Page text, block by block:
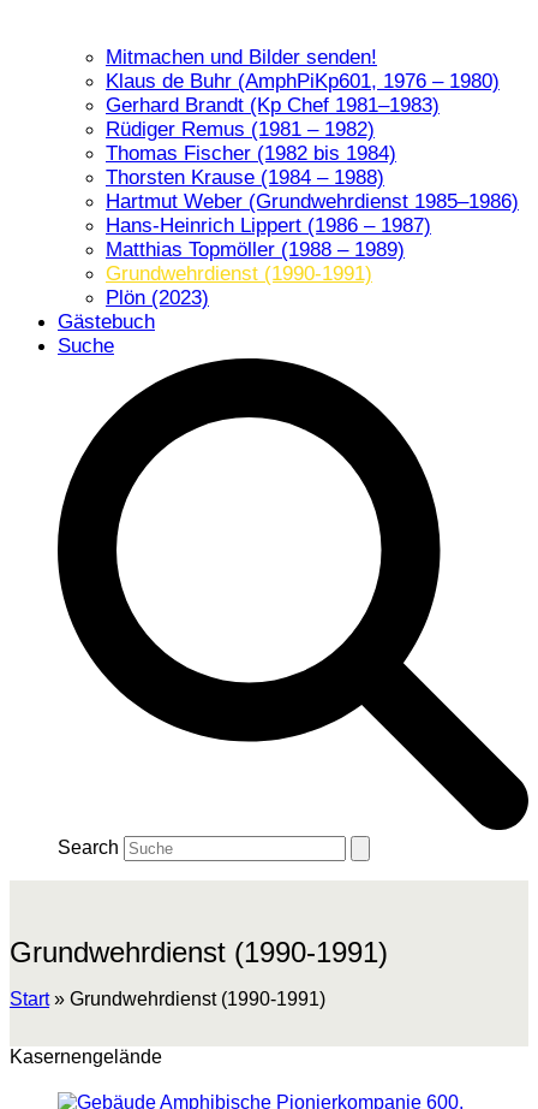
Mitmachen und Bilder senden!
Klaus de Buhr (AmphPiKp601, 1976 – 1980)
Gerhard Brandt (Kp Chef 1981–1983)
Rüdiger Remus (1981 – 1982)
Thomas Fischer (1982 bis 1984)
Thorsten Krause (1984 – 1988)
Hartmut Weber (Grundwehrdienst 1985–1986)
Hans-Heinrich Lippert (1986 – 1987)
Matthias Topmöller (1988 – 1989)
Grundwehrdienst (1990-1991)
Plön (2023)
Gästebuch
Suche
Search
Grundwehrdienst (1990-1991)
Start» Grundwehrdienst (1990-1991)
Kasernengelände